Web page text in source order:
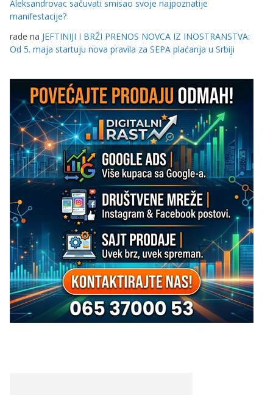
Aleksandrovac sačuvati smisao svoje najpoznatije
manifestacije?
rade na JEFTINIJI I BRŽI PRENOS NOVCA IZ INOSTRANSTVA:
Od 5. maja startuju nova pravila za SEPA plaćanja u Srbiji